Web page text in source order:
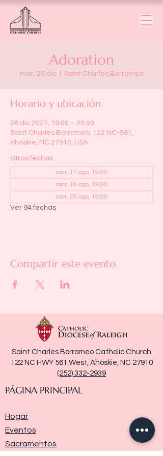
Adoration
mar, 28 dic Saint Charles Borromeo
Horario y ubicación
28 dic 2027, 19:00 – 20:00
Saint Charles Borromeo, 122 NC-561,
Ahoskie, NC 27910, USA
Otras fechas
mar, 11 ago, 19:00
mar, 18 ago, 19:00
mar, 25 ago, 19:00
Ver 94 fechas
Compartir este evento
Saint Charles Borromeo Catholic Church
122 NC HWY 561 West, Ahoskie, NC 27910
(252) 332-2939
PÁGINA PRINCIPAL
Hogar
Eventos
Sacramentos